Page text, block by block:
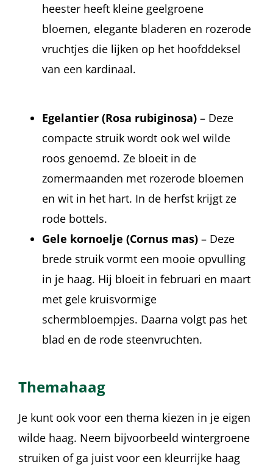
heester heeft kleine geelgroene
bloemen, elegante bladeren en rozerode
vruchtjes die lijken op het hoofddeksel
van een kardinaal.
Egelantier (Rosa rubiginosa) – Deze
compacte struik wordt ook wel wilde
roos genoemd. Ze bloeit in de
zomermaanden met rozerode bloemen
en wit in het hart. In de herfst krijgt ze
rode bottels.
Gele kornoelje (Cornus mas) – Deze
brede struik vormt een mooie opvulling
in je haag. Hij bloeit in februari en maart
met gele kruisvormige
schermbloempjes. Daarna volgt pas het
blad en de rode steenvruchten.
Themahaag
Je kunt ook voor een thema kiezen in je eigen
wilde haag. Neem bijvoorbeeld wintergroene
struiken of ga juist voor een kleurrijke haag